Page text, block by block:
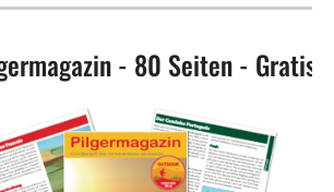
- 80 Seiten - Gratis!